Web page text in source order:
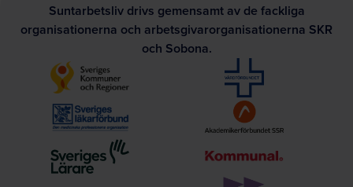
Suntarbetsliv drivs gemensamt av de fackliga
organisationerna och arbetsgivarorganisationerna SKR
och Sobona.